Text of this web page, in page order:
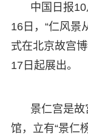
中国日报
16日，“仁风
式在北京故宫
17日起展出。
景仁宫是
馆，立有“景仁